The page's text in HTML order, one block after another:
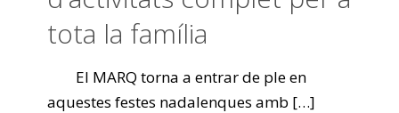
tota la família
El MARQ torna a entrar de ple en
aquestes festes nadalenques amb […]